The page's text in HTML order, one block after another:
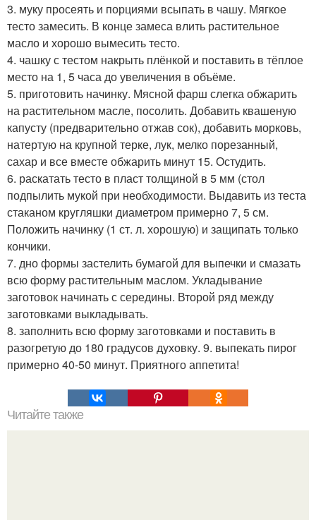
3. муку просеять и порциями всыпать в чашу. Мягкое
тесто замесить. В конце замеса влить растительное
масло и хорошо вымесить тесто.
4. чашку с тестом накрыть плёнкой и поставить в тёплое
место на 1, 5 часа до увеличения в объёме.
5. приготовить начинку. Мясной фарш слегка обжарить
на растительном масле, посолить. Добавить квашеную
капусту (предварительно отжав сок), добавить морковь,
натертую на крупной терке, лук, мелко порезанный,
сахар и все вместе обжарить минут 15. Остудить.
6. раскатать тесто в пласт толщиной в 5 мм (стол
подпылить мукой при необходимости. Выдавить из теста
стаканом кругляшки диаметром примерно 7, 5 см.
Положить начинку (1 ст. л. хорошую) и защипать только
кончики.
7. дно формы застелить бумагой для выпечки и смазать
всю форму растительным маслом. Укладывание
заготовок начинать с середины. Второй ряд между
заготовками выкладывать.
8. заполнить всю форму заготовками и поставить в
разогретую до 180 градусов духовку. 9. выпекать пирог
примерно 40-50 минут. Приятного аппетита!
Читайте также